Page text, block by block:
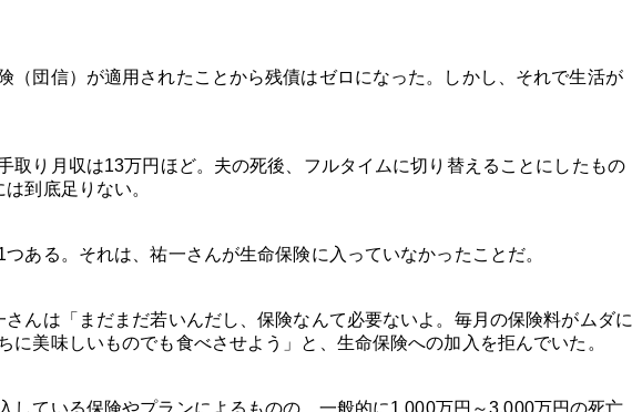
（団信）が適用されたことから残債はゼロになった。しかし、それで生活が
取り月収は13万円ほど。夫の死後、フルタイムに切り替えることにしたもの
到底足りない。
ある。それは、祐一さんが生命保険に入っていなかったことだ。
んは「まだまだ若いんだし、保険なんて必要ないよ。毎月の保険料がムダに
に美味しいものでも食べさせよう」と、生命保険への加入を拒んでいた。
している保険やプランによるものの、一般的に1,000万円～3,000万円の死亡